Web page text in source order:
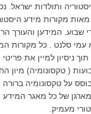
ותולדות ישראל.
מקורות מידע
שבוע. המידען והעורך
עמי סלנט . כל מקורות
ניסיון למיין את
( טקסונומיה) מיון
על טקסונומיה ברורה
של כל מאגר המידע
מעמיק.